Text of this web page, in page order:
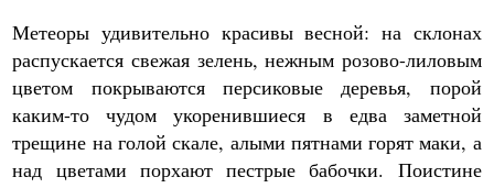
Метеоры удивительно красивы весной: на склонах
распускается свежая зелень, нежным розово-лиловым
цветом покрываются персиковые деревья, порой
каким-то чудом укоренившиеся в едва заметной
трещине на голой скале, алыми пятнами горят маки, а
над цветами порхают пестрые бабочки. Поистине